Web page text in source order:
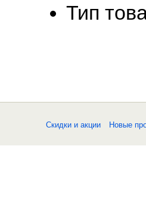
Тип
Скидки и акции Новые